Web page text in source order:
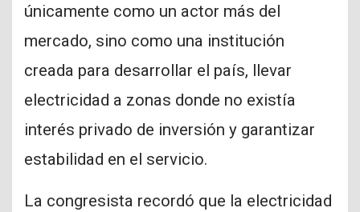
únicamente como un actor más del
mercado, sino como una institución
creada para desarrollar el país, llevar
electricidad a zonas donde no existía
interés privado de inversión y garantizar
estabilidad en el servicio.
La congresista recordó que la electricidad